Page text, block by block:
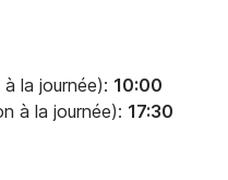
la journée): 10:00
à la journée): 17:30